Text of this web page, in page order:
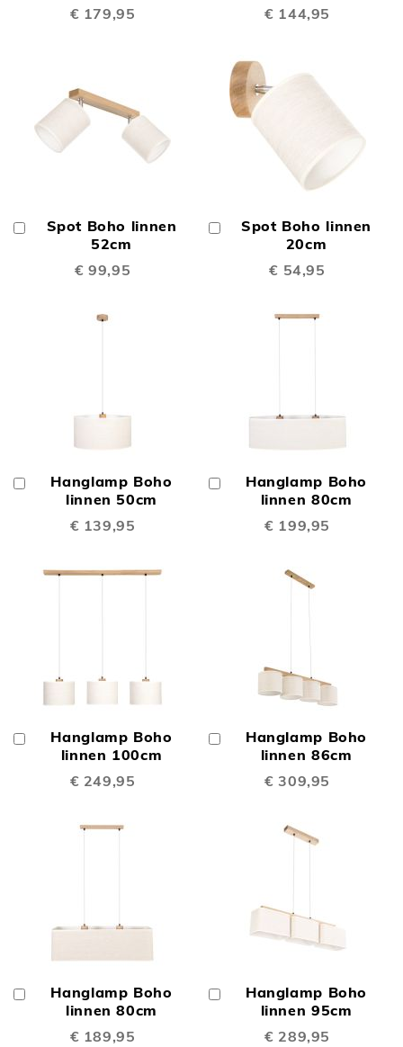
€ 179,95
€ 144,95
Spot Boho linnen
52cm
€ 99,95
Winkelwagen
Spot Boho linnen
20cm
€ 54,95
Winkelwagen
Hanglamp Boho
linnen 50cm
€ 139,95
Winkelwagen
Hanglamp Boho
linnen 80cm
€ 199,95
Winkelwagen
Hanglamp Boho
linnen 100cm
€ 249,95
Winkelwagen
Hanglamp Boho
linnen 86cm
€ 309,95
Winkelwagen
Hanglamp Boho
linnen 80cm
€ 189,95
Winkelwagen
Hanglamp Boho
linnen 95cm
€ 289,95
Winkelwagen